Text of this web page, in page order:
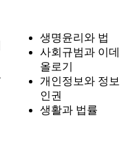
생명윤리와 법
사회규범과 이데
올로기
개인정보와 정보
인권
생활과 법률